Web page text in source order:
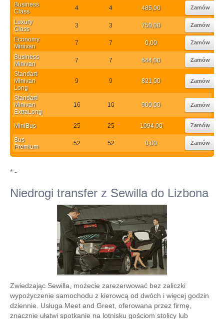
Business
Class
4 4 485,00 Zamów
Luxury
Class
3 3 750,00 Zamów
Economy
Minivan
7 7 0,00 Zamów
Business
Minivan
7 7 644,00 Zamów
Standart
Minivan
Long
9 9 821,00 Zamów
Standart
Minivan
ExtraLong
16 10 900,00 Zamów
MiniBus 25 25 1094,00 Zamów
Bus
Premium
52 52 0,00 Zamów
* -
Niedrogi transfer z Sewilla do Lizbona
Zwiedzając Sewilla, możecie zarezerwować bez zaliczki
wypożyczenie samochodu z kierowcą od dwóch i więcej godzin
dziennie. Usługa Meet and Greet, oferowana przez firmę,
znacznie ułatwi spotkanie na lotnisku gościom stolicy lub